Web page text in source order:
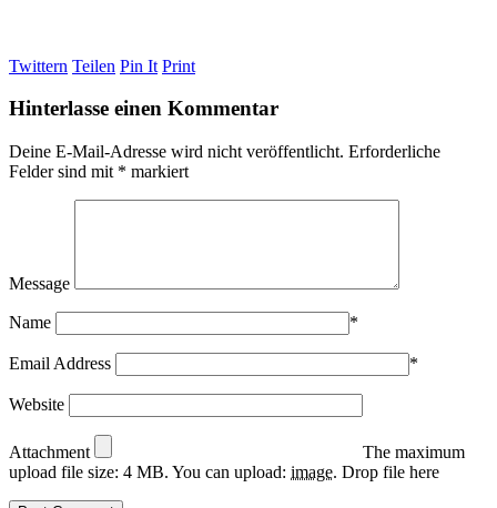
Twittern Teilen Pin It Print
Hinterlasse einen Kommentar
Deine E-Mail-Adresse wird nicht veröffentlicht. Erforderliche
Felder sind mit * markiert
Message
Name *
Email Address *
Website
Attachment
The maximum
upload file size: 4 MB. You can upload: image. Drop file here